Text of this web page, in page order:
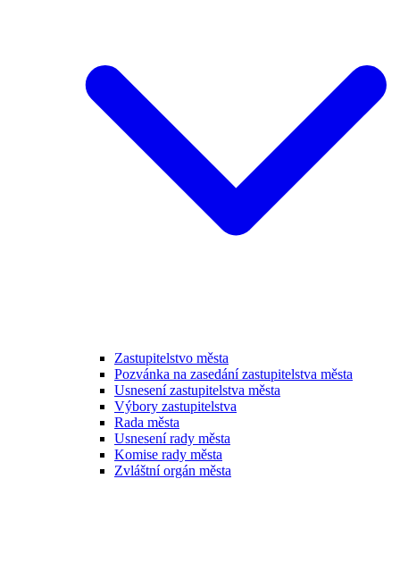
Zastupitelstvo města
Pozvánka na zasedání zastupitelstva města
Usnesení zastupitelstva města
Výbory zastupitelstva
Rada města
Usnesení rady města
Komise rady města
Zvláštní orgán města